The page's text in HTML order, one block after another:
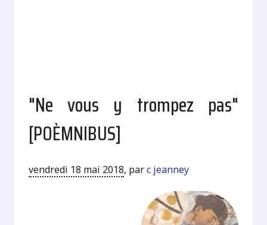
"Ne vous y trompez pas"
[POÈMNIBUS]
vendredi 18 mai 2018, parc jeanney